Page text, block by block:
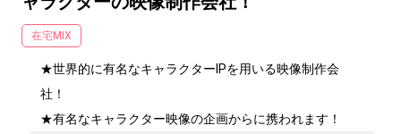
在宅MIX
★世界的に有名なキャラクターIPを用いる映像制作会
社！
★有名なキャラクター映像の企画からに携われます！